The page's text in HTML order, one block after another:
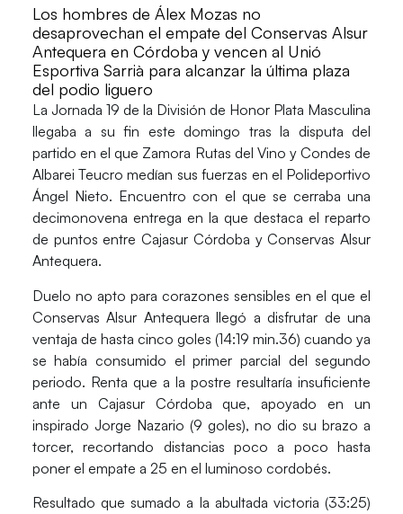
Los hombres de Álex Mozas no
desaprovechan el empate del Conservas Alsur
Antequera en Córdoba y vencen al Unió
Esportiva Sarrià para alcanzar la última plaza
del podio liguero
La Jornada 19 de la División de Honor Plata Masculina
llegaba a su fin este domingo tras la disputa del
partido en el que Zamora Rutas del Vino y Condes de
Albarei Teucro medían sus fuerzas en el Polideportivo
Ángel Nieto. Encuentro con el que se cerraba una
decimonovena entrega en la que destaca el reparto
de puntos entre Cajasur Córdoba y Conservas Alsur
Antequera.
Duelo no apto para corazones sensibles en el que el
Conservas Alsur Antequera llegó a disfrutar de una
ventaja de hasta cinco goles (14:19 min.36) cuando ya
se había consumido el primer parcial del segundo
periodo. Renta que a la postre resultaría insuficiente
ante un Cajasur Córdoba que, apoyado en un
inspirado Jorge Nazario (9 goles), no dio su brazo a
torcer, recortando distancias poco a poco hasta
poner el empate a 25 en el luminoso cordobés.
Resultado que sumado a la abultada victoria (33:25)